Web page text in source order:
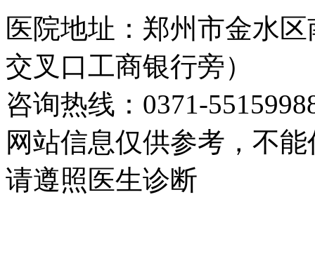
医院地址：郑州市金水
交叉口工商银行旁）
咨询热线：0371-
网站信息仅供参考，不
请遵照医生诊断